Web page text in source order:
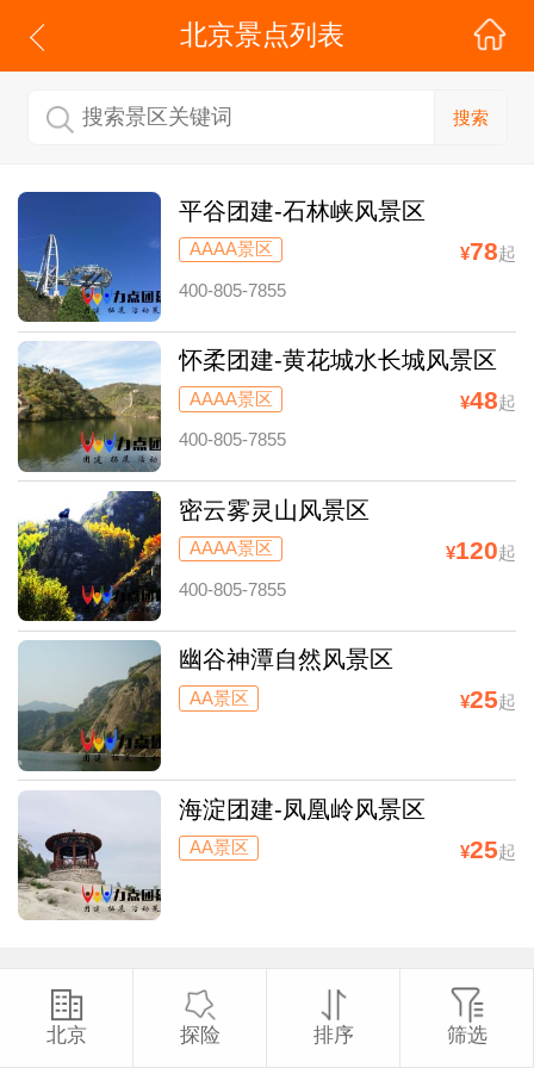
北京景点列表
搜索
平谷团建-石林峡风景区
AAAA景区 ¥78起
400-805-7855
怀柔团建-黄花城水长城风景区
AAAA景区 ¥48起
400-805-7855
密云雾灵山风景区
AAAA景区 ¥120起
400-805-7855
幽谷神潭自然风景区
AA景区 ¥25起
海淀团建-凤凰岭风景区
AA景区 ¥25起
北京 探险 排序 筛选